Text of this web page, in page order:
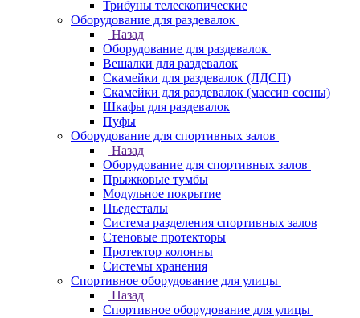
Трибуны телескопические
Оборудование для раздевалок
Назад
Оборудование для раздевалок
Вешалки для раздевалок
Скамейки для раздевалок (ЛДСП)
Скамейки для раздевалок (массив сосны)
Шкафы для раздевалок
Пуфы
Оборудование для спортивных залов
Назад
Оборудование для спортивных залов
Прыжковые тумбы
Модульное покрытие
Пьедесталы
Система разделения спортивных залов
Стеновые протекторы
Протектор колонны
Системы хранения
Спортивное оборудование для улицы
Назад
Спортивное оборудование для улицы